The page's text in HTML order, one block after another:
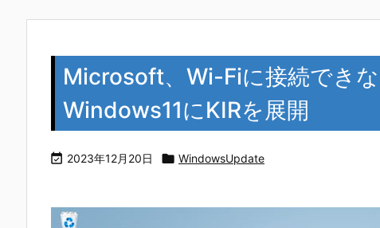
Microsoft、Wi-Fiに接続できな
Windows11にKIRを展開
 2023年12月20日  WindowsUpdate